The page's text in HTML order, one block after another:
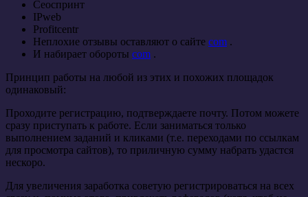
Сеоспринт
IPweb
Profitcentr
Неплохие отзывы оставляют о сайте com .
И набирает обороты com .
Принцип работы на любой из этих и похожих площадок
одинаковый:
Проходите регистрацию, подтверждаете почту. Потом можете
сразу приступать к работе. Если заниматься только
выполнением заданий и кликами (т.е. переходами по ссылкам
для просмотра сайтов), то приличную сумму набрать удастся
нескоро.
Для увеличения заработка советую регистрироваться на всех